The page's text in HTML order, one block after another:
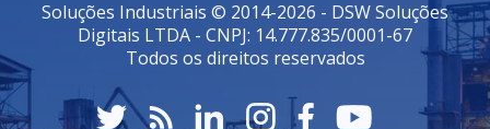
Soluções Industriais © 2014-2026 - DSW Soluções
Digitais LTDA - CNPJ: 14.777.835/0001-67
Todos os direitos reservados